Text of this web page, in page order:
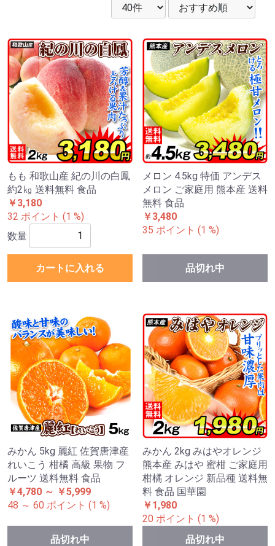
もも 和歌山産 紀の川の白鳳
約2㎏ 送料無料 食品
￥3,180
32 ポイント (1 %)
数量
カートに入れる
メロン 4.5kg 特価 アンデス
メロン ご家庭用 熊本産 送料
無料 食品
￥3,480
35 ポイント (1 %)
品切れ中
みかん 5kg 麗紅 佐賀唐津産
れいこう 柑橘 高級 果物 フ
ルーツ 送料無料 食品
￥4,780 ～ ￥5,999
48 ～ 60 ポイント (1 %)
品切れ中
みかん 2kg みはやオレンジ
熊本産 みはや 蜜柑 ご家庭用
柑橘 オレンジ 新品種 送料無
料 食品 国華園
￥1,980
20 ポイント (1 %)
品切れ中